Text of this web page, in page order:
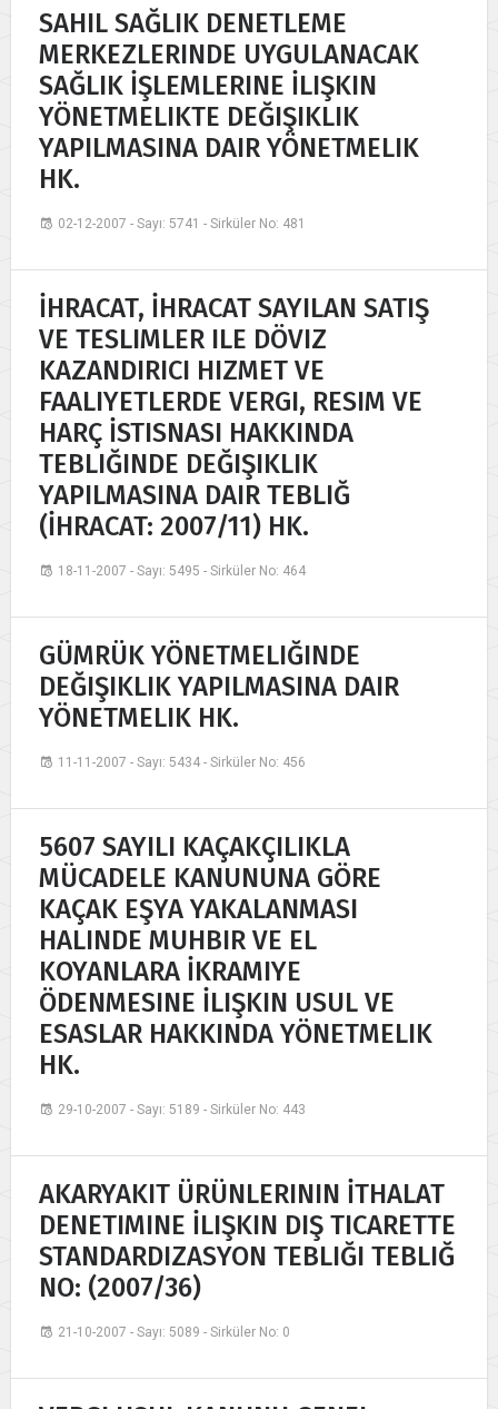
SAHIL SAĞLIK DENETLEME
MERKEZLERINDE UYGULANACAK
SAĞLIK İŞLEMLERINE İLIŞKIN
YÖNETMELIKTE DEĞIŞIKLIK
YAPILMASINA DAIR YÖNETMELIK
HK.
02-12-2007 - Sayı: 5741 - Sirküler No: 481
İHRACAT, İHRACAT SAYILAN SATIŞ
VE TESLIMLER ILE DÖVIZ
KAZANDIRICI HIZMET VE
FAALIYETLERDE VERGI, RESIM VE
HARÇ İSTISNASI HAKKINDA
TEBLIĞINDE DEĞIŞIKLIK
YAPILMASINA DAIR TEBLIĞ
(İHRACAT: 2007/11) HK.
18-11-2007 - Sayı: 5495 - Sirküler No: 464
GÜMRÜK YÖNETMELIĞINDE
DEĞIŞIKLIK YAPILMASINA DAIR
YÖNETMELIK HK.
11-11-2007 - Sayı: 5434 - Sirküler No: 456
5607 SAYILI KAÇAKÇILIKLA
MÜCADELE KANUNUNA GÖRE
KAÇAK EŞYA YAKALANMASI
HALINDE MUHBIR VE EL
KOYANLARA İKRAMIYE
ÖDENMESINE İLIŞKIN USUL VE
ESASLAR HAKKINDA YÖNETMELIK
HK.
29-10-2007 - Sayı: 5189 - Sirküler No: 443
AKARYAKIT ÜRÜNLERININ İTHALAT
DENETIMINE İLIŞKIN DIŞ TICARETTE
STANDARDIZASYON TEBLIĞI TEBLIĞ
NO: (2007/36)
21-10-2007 - Sayı: 5089 - Sirküler No: 0